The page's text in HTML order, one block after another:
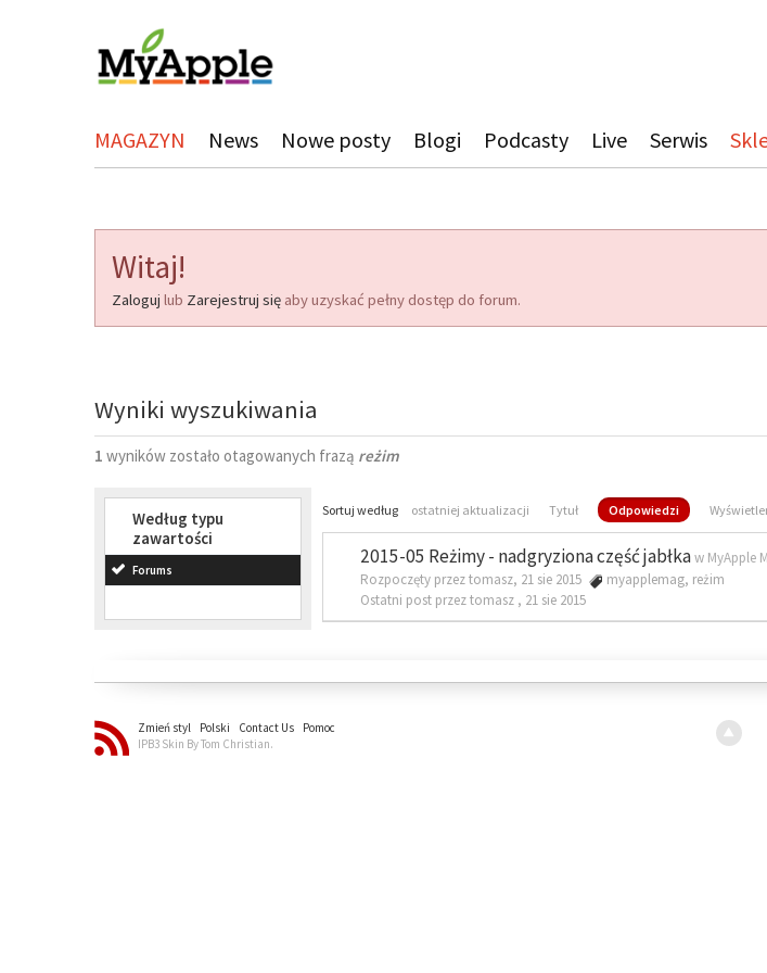
MAGAZYN News Nowe posty Blogi Podcasty Live Serwis
Witaj!
Zaloguj lub Zarejestruj się aby uzyskać pełny dostęp do forum.
Wyniki wyszukiwania
1 wyników zostało otagowanych frazą reżim
Według typu
zawartości
Forums
Sortuj według ostatniej aktualizacji Tytuł Odpowiedzi
2015-05 Reżimy - nadgryziona część jabłkaw MyApple
Rozpoczęty przez tomasz, 21 sie 2015
myapplemag, reżim
Ostatni post przez tomasz , 21 sie 2015
Zmień styl Polski Contact Us
Pomoc
IPB3 Skin By Tom Christian.